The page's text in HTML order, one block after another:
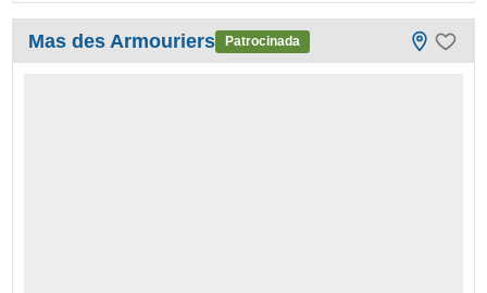
Mas des Armouriers Patrocinada